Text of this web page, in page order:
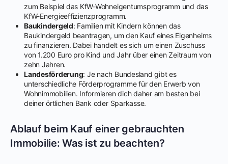
zum Beispiel das KfW-Wohneigentumsprogramm und das
KfW-Energieeffizienzprogramm.
Baukindergeld: Familien mit Kindern können das
Baukindergeld beantragen, um den Kauf eines Eigenheims
zu finanzieren. Dabei handelt es sich um einen Zuschuss
von 1.200 Euro pro Kind und Jahr über einen Zeitraum von
zehn Jahren.
Landesförderung: Je nach Bundesland gibt es
unterschiedliche Förderprogramme für den Erwerb von
Wohnimmobilien. Informieren dich daher am besten bei
deiner örtlichen Bank oder Sparkasse.
Ablauf beim Kauf einer gebrauchten
Immobilie: Was ist zu beachten?